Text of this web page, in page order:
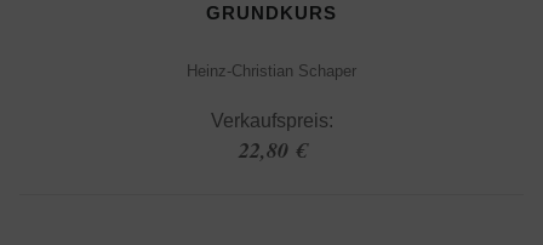
GRUNDKURS
Heinz-Christian Schaper
Verkaufspreis:
22,80 €